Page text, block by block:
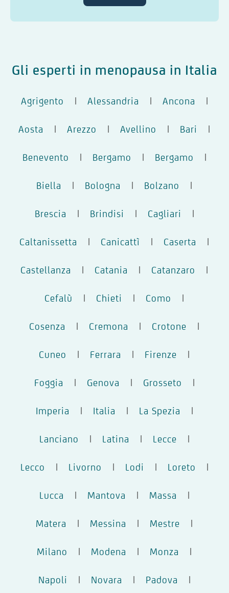
Gli esperti in menopausa in Italia
Agrigento | Alessandria | Ancona |
Aosta | Arezzo | Avellino | Bari |
Benevento | Bergamo | Bergamo |
Biella | Bologna | Bolzano |
Brescia | Brindisi | Cagliari |
Caltanissetta | Canicattì | Caserta |
Castellanza | Catania | Catanzaro |
Cefalù | Chieti | Como |
Cosenza | Cremona | Crotone |
Cuneo | Ferrara | Firenze |
Foggia | Genova | Grosseto |
Imperia | Italia | La Spezia |
Lanciano | Latina | Lecce |
Lecco | Livorno | Lodi | Loreto |
Lucca | Mantova | Massa |
Matera | Messina | Mestre |
Milano | Modena | Monza |
Napoli | Novara | Padova |